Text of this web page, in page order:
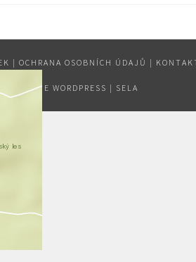
| OCHRANA OSOBNÍCH ÚDAJŮ |
POUŽÍVÁME WORDPRESS | SELA